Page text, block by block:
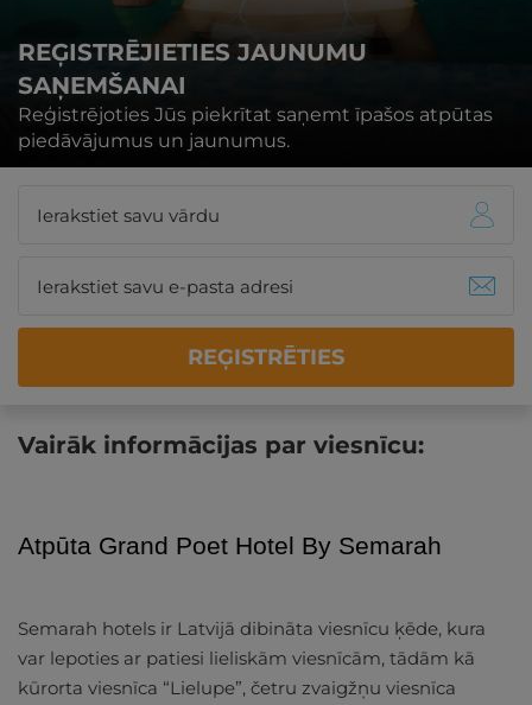
REĢISTRĒJIETIES JAUNUMU
SAŅEMŠANAI
Reģistrējoties Jūs piekrītat saņemt īpašos atpūtas
piedāvājumus un jaunumus.
REĢISTRĒTIES
Vairāk informācijas par viesnīcu:
Atpūta Grand Poet Hotel By Semarah
Semarah hotels ir Latvijā dibināta viesnīcu ķēde, kura
var lepoties ar patiesi lieliskām viesnīcām, tādām kā
kūrorta viesnīca “Lielupe”, četru zvaigžņu viesnīca